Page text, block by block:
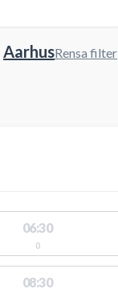
AarhusRensa filter
06:30
0
08:30